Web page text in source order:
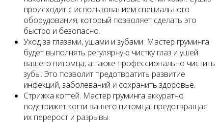
происходит с использованием специального
оборудования, который позволяет сделать это
быстро и безопасно.
Уход за глазами, ушами и зубами. Мастер груминга
будет выполнять регулярную чистку глаз и ушей
вашего питомца, а также профессионально чистить
зубы. Это позволит предотвратить развитие
инфекций, заболеваний и сохранить здоровье.
Стрижка когтей. Мастер груминга аккуратно
подстрижет когти вашего питомца, предотвращая
их перерост и разрывы.